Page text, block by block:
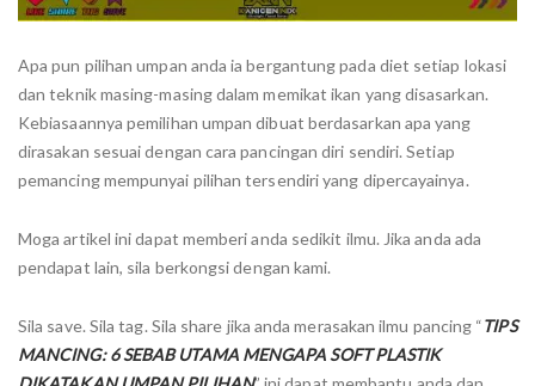
Apa pun pilihan umpan anda ia bergantung pada diet setiap lokasi
dan teknik masing-masing dalam memikat ikan yang disasarkan.
Kebiasaannya pemilihan umpan dibuat berdasarkan apa yang
dirasakan sesuai dengan cara pancingan diri sendiri. Setiap
pemancing mempunyai pilihan tersendiri yang dipercayainya.
Moga artikel ini dapat memberi anda sedikit ilmu. Jika anda ada
pendapat lain, sila berkongsi dengan kami.
Sila save. Sila tag. Sila share jika anda merasakan ilmu pancing “TIPS
MANCING: 6 SEBAB UTAMA MENGAPA SOFT PLASTIK